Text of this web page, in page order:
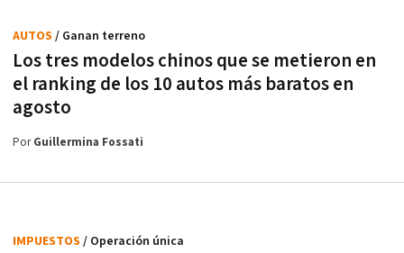
Los tres modelos chinos que se metieron en
el ranking de los 10 autos más baratos en
agosto
AUTOS / Ganan terreno
PorGuillermina Fossati
IMPUESTOS / Operación única